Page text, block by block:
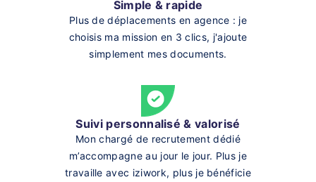
Simple & rapide
Plus de déplacements en agence : je
choisis ma mission en 3 clics, j'ajoute
simplement mes documents.
Suivi personnalisé & valorisé
Mon chargé de recrutement dédié
m’accompagne au jour le jour. Plus je
travaille avec iziwork, plus je bénéficie